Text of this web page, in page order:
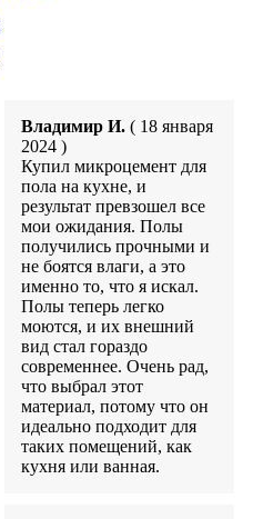
Владимир И. ( 18 января
2024 )
Купил микроцемент для
пола на кухне, и
результат превзошел все
мои ожидания. Полы
получились прочными и
не боятся влаги, а это
именно то, что я искал.
Полы теперь легко
моются, и их внешний
вид стал гораздо
современнее. Очень рад,
что выбрал этот
материал, потому что он
идеально подходит для
таких помещений, как
кухня или ванная.